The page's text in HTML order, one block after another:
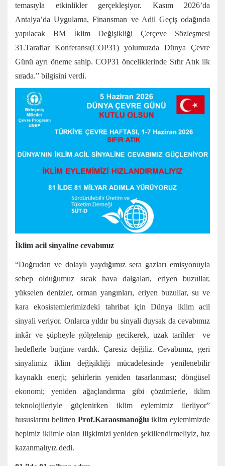
temasıyla etkinlikler gerçekleşiyor. Kasım 2026’da
Antalya’da Uygulama, Finansman ve Adil Geçiş odağında
yapılacak BM İklim Değişikliği Çerçeve Sözleşmesi
31.Taraflar Konferansı(COP31) yolumuzda Dünya Çevre
Günü ayrı öneme sahip. COP31 önceliklerinde Sıfır Atık ilk
sırada.” bilgisini verdi.
İklim acil sinyaline cevabımız
“Doğrudan ve dolaylı yaydığımız sera gazları emisyonuyla
sebep olduğumuz sıcak hava dalgaları, eriyen buzullar,
yükselen denizler, orman yangınları, eriyen buzullar, su ve
kara ekosistemlerimizdeki tahribat için Dünya iklim acil
sinyali veriyor. Onlarca yıldır bu sinyali duysak da cevabımız
inkâr ve şüpheyle gölgelenip gecikerek, uzak tarihler ve
hedeflerle bugüne vardık. Çaresiz değiliz. Cevabımız, geri
sinyalimiz iklim değişikliği mücadelesinde yenilenebilir
kaynaklı enerji; şehirlerin yeniden tasarlanması; döngüsel
ekonomi; yeniden ağaçlandırma gibi çözümlerle, iklim
teknolojileriyle güçlenirken iklim eylemimiz ilerliyor”
hususlarını belirten Prof.Karaosmanoğlu iklim eylemimizde
hepimiz iklimle olan ilişkimizi yeniden şekillendirmeliyiz, hız
kazanmalıyız dedi.